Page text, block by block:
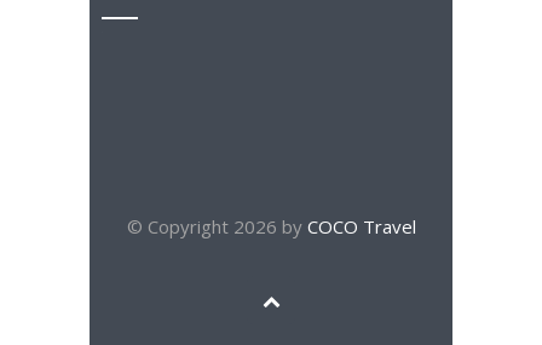
© Copyright 2026 by COCO Travel